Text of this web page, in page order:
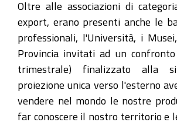
Oltre alle associazioni di
export, erano presenti anche le
professionali, l'Università, i
Provincia invitati ad un
trimestrale) finalizzato alla
proiezione unica verso l'esterno
vendere nel mondo le nostre
far conoscere il nostro territorio e